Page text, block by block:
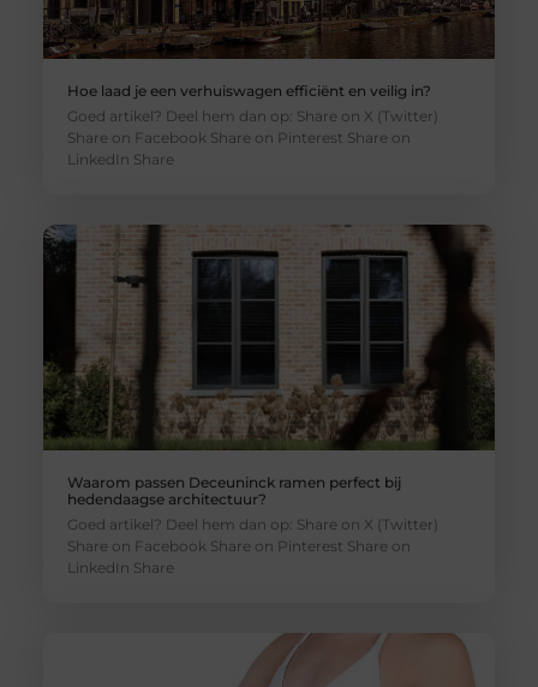
Hoe laad je een verhuiswagen efficiënt en veilig in?
Goed artikel? Deel hem dan op: Share on X (Twitter)
Share on Facebook Share on Pinterest Share on
LinkedIn Share
Waarom passen Deceuninck ramen perfect bij
hedendaagse architectuur?
Goed artikel? Deel hem dan op: Share on X (Twitter)
Share on Facebook Share on Pinterest Share on
LinkedIn Share